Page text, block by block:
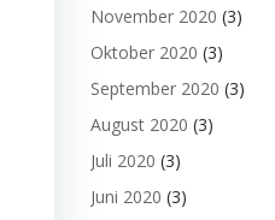
November 2020 (3)
Oktober 2020 (3)
September 2020 (3)
August 2020 (3)
Juli 2020 (3)
Juni 2020 (3)